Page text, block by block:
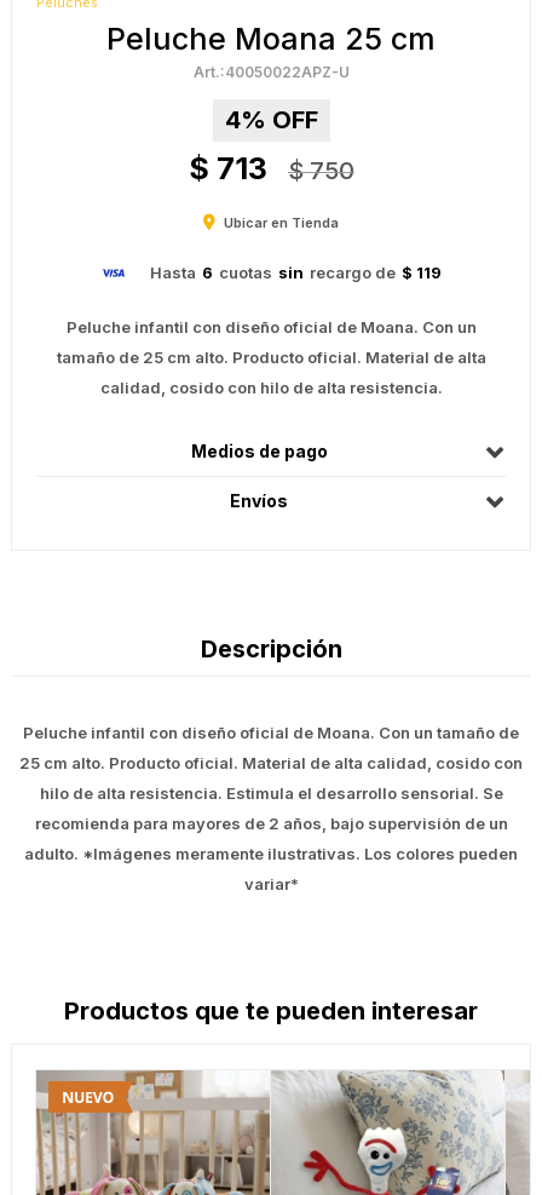
Peluches
Peluche Moana 25 cm
40050022APZ-U
4
$ 713 $ 750
Ubicar en Tienda
Hasta 6 cuotas sin recargo de $ 119
Peluche infantil con diseño oficial de Moana. Con un
tamaño de 25 cm alto. Producto oficial. Material de alta
calidad, cosido con hilo de alta resistencia.
Medios de pago
Envíos
Descripción
Peluche infantil con diseño oficial de Moana. Con un tamaño de
25 cm alto. Producto oficial. Material de alta calidad, cosido con
hilo de alta resistencia. Estimula el desarrollo sensorial. Se
recomienda para mayores de 2 años, bajo supervisión de un
adulto. *Imágenes meramente ilustrativas. Los colores pueden
variar*
Productos que te pueden interesar